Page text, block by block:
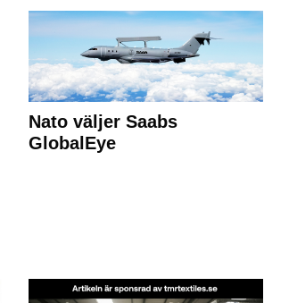
Nato väljer Saabs
GlobalEye